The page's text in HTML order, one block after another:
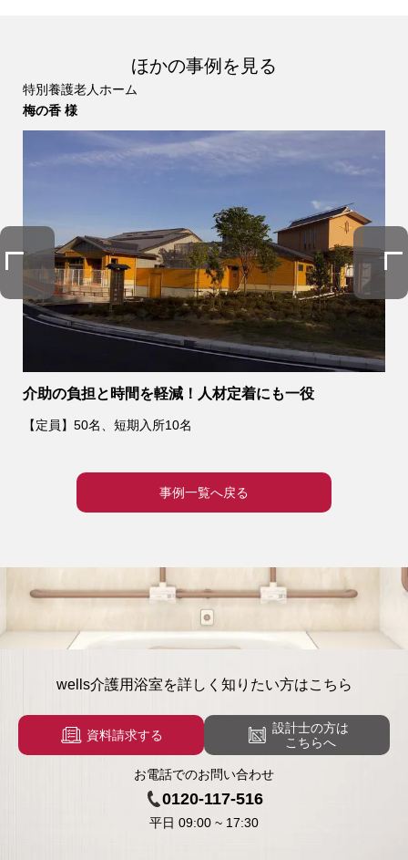
ほかの事例を見る
Previous
特別養護老人ホーム
梅の香 様
介助の負担と時間を軽減！人材定着にも一役
【定員】50名、短期入所10名
事例一覧へ戻る
wells介護用浴室を詳しく知りたい方はこちら
資料請求する
設計士の方は
こちらへ
お電話でのお問い合わせ
0120-117-516
平日 09:00 ~ 17:30